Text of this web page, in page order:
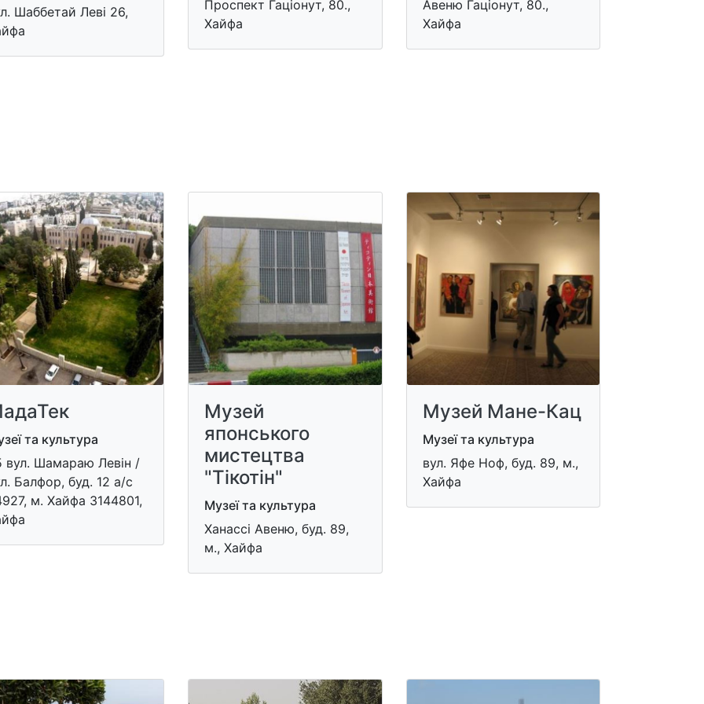
Шаббетай Леві 26,
Проспект Гацiонут, 80.,
Хайфа
Авеню Гацiонут, 80.,
Хайфа
та культура
вул. Шамараю Левін /
Балфор, буд. 12 а/с
м. Хайфа 3144801,
Музей
японського
мистецтва
"Тікотін"
Музеї та культура
Ханассі Авеню, буд. 89,
м., Хайфа
Музей Мане-Кац
Музеї та культура
вул. Яфе Ноф, буд. 89, м.,
Хайфа